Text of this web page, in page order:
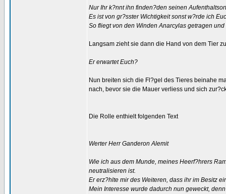
Nur Ihr k?nnt ihn finden?den seinen
Es ist von gr?sster Wichtigkeit sonst w?rde ich
So fliegt von den Winden Anarcylas getragen
Langsam zieht sie dann die Hand von dem Tier
Er erwartet Euch?
Nun breiten sich die Fl?gel des Tieres beinahe
nach, bevor sie die Mauer verliess und sich
Die Rolle enthielt folgenden Text
Werter Herr Ganderon Alemit
Wie ich aus dem Munde, meines Heerf?hrers
neutralisieren ist.
Er erz?hlte mir des Weiteren, dass ihr im Besitz
Mein Interesse wurde dadurch nun geweckt,